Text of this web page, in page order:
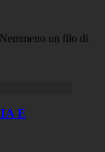
un filo di
E